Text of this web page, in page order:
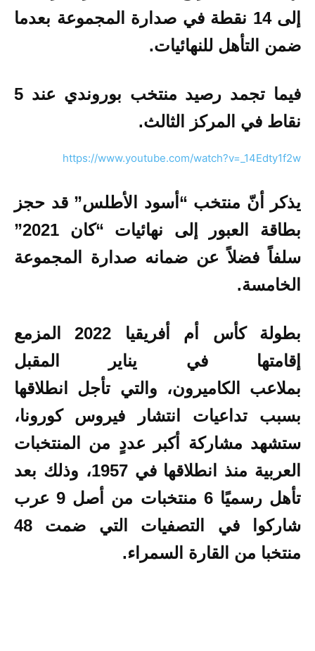
إلى 14 نقطة في صدارة المجموعة بعدما
ضمن التأهل للنهائيات.
فيما تجمد رصيد منتخب بوروندي عند 5
نقاط في المركز الثالث.
https://www.youtube.com/watch?v=_14Edty1f2w
يذكر أنّ منتخب “أسود الأطلس” قد حجز
بطاقة العبور إلى نهائيات “كان 2021”
سلفاً فضلاً عن ضمانه صدارة المجموعة
الخامسة.
بطولة كأس أم أفريقيا 2022 المزمع
إقامتها في يناير المقبل
بملاعب الكاميرون، والتي تأجل انطلاقها
بسبب تداعيات انتشار فيروس كورونا،
ستشهد مشاركة أكبر عددٍ من
المنتخبات
العربية
منذ انطلاقها في 1957، وذلك بعد
تأهل رسميًا 6 منتخبات من أصل 9 عرب
شاركوا في التصفيات التي ضمت 48
منتخبا من القارة السمراء.